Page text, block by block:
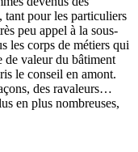
tant pour les particuliers
peu appel à la sous-
les corps de métiers qui
de valeur du bâtiment
le conseil en amont.
des ravaleurs…
en plus nombreuses,